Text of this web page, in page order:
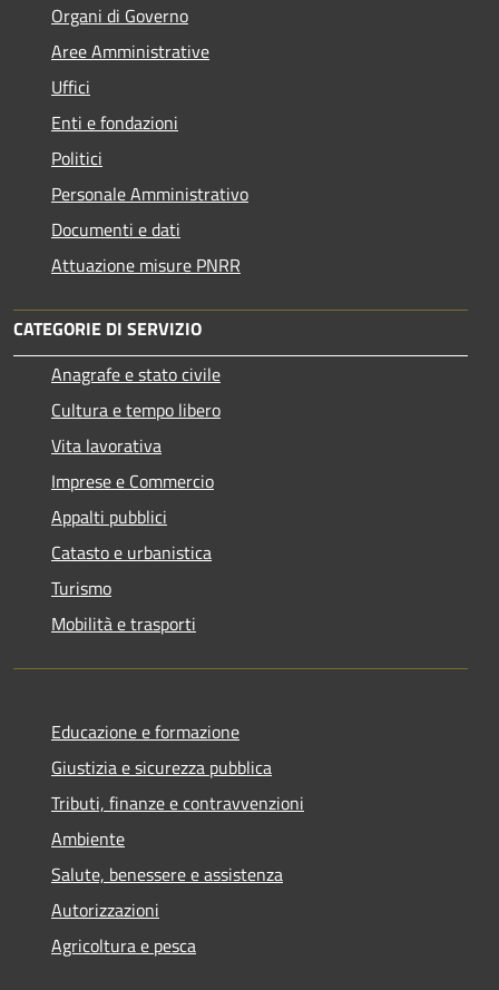
Organi di Governo
Aree Amministrative
Uffici
Enti e fondazioni
Politici
Personale Amministrativo
Documenti e dati
Attuazione misure PNRR
CATEGORIE DI SERVIZIO
Anagrafe e stato civile
Cultura e tempo libero
Vita lavorativa
Imprese e Commercio
Appalti pubblici
Catasto e urbanistica
Turismo
Mobilità e trasporti
Educazione e formazione
Giustizia e sicurezza pubblica
Tributi, finanze e contravvenzioni
Ambiente
Salute, benessere e assistenza
Autorizzazioni
Agricoltura e pesca